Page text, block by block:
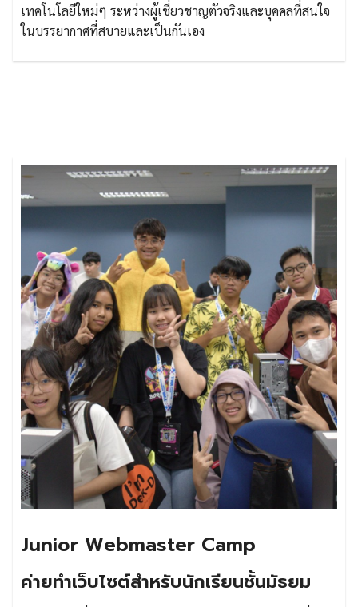
เทคโนโลยีใหม่ๆ ระหว่างผู้เชี่ยวชาญตัวจริงและบุคคลที่สนใจ
ในบรรยากาศที่สบายและเป็นกันเอง
Junior Webmaster Camp
ค่ายทำเว็บไซต์สำหรับนักเรียนชั้นมัธยม